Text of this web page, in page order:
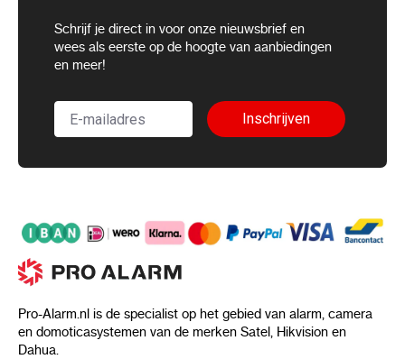
Schrijf je direct in voor onze nieuwsbrief en
wees als eerste op de hoogte van aanbiedingen
en meer!
Inschrijven
Pro-Alarm.nl is de specialist op het gebied van alarm, camera
en domoticasystemen van de merken Satel, Hikvision en
Dahua.